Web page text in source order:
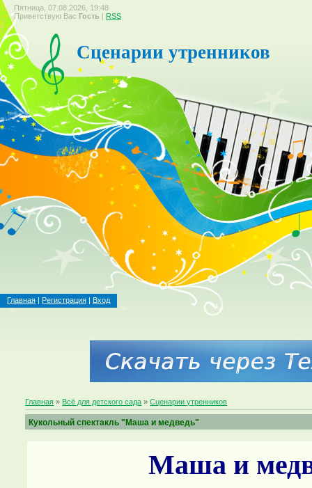
Пятница, 07.08.2026, 19:48
Приветствую Вас Гость | RSS
Сценарии утренников
Главная | Регистрация | Вход
Главная » Всё для детского сада »Сценарии утренников
Кукольный спектакль "Маша и медведь"
Маша и